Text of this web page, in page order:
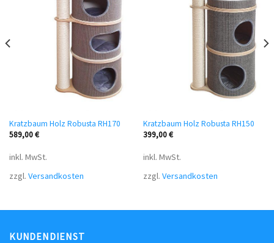
Kratzbaum Holz Robusta RH170
589,00€
inkl. MwSt.
zzgl. Versandkosten
Kratzbaum Holz Robusta RH150
399,00€
inkl. MwSt.
zzgl. Versandkosten
KUNDENDIENST